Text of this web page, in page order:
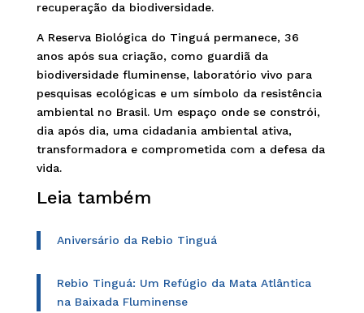
recuperação da biodiversidade.
A Reserva Biológica do Tinguá permanece, 36
anos após sua criação, como guardiã da
biodiversidade fluminense, laboratório vivo para
pesquisas ecológicas e um símbolo da resistência
ambiental no Brasil. Um espaço onde se constrói,
dia após dia, uma cidadania ambiental ativa,
transformadora e comprometida com a defesa da
vida.
Leia também
Aniversário da Rebio Tinguá
Rebio Tinguá: Um Refúgio da Mata Atlântica
na Baixada Fluminense